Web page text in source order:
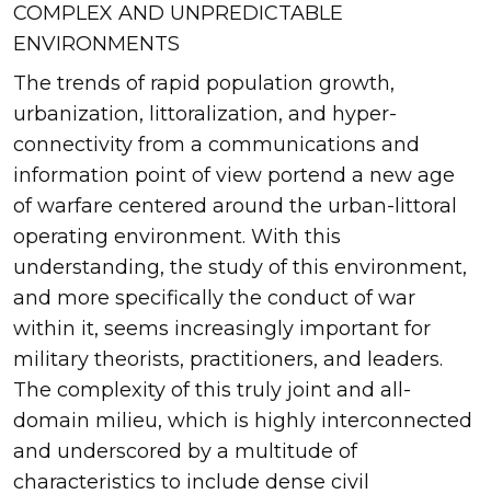
COMPLEX AND UNPREDICTABLE
ENVIRONMENTS
The trends of rapid population growth,
urbanization, littoralization, and hyper-
connectivity from a communications and
information point of view portend a new age
of warfare centered around the urban-littoral
operating environment. With this
understanding, the study of this environment,
and more specifically the conduct of war
within it, seems increasingly important for
military theorists, practitioners, and leaders.
The complexity of this truly joint and all-
domain milieu, which is highly interconnected
and underscored by a multitude of
characteristics to include dense civil